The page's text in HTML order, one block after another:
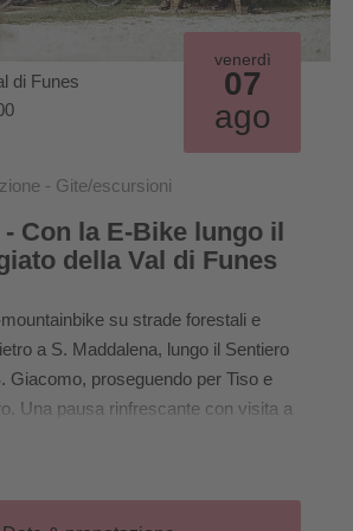
venerdì
07
ago
di Funes
- Gite/escursioni
Con la E-Bike lungo il
della Val di Funes
su strade forestali e
a S. Maddalena, lungo il Sentiero
Giacomo, proseguendo per Tiso e
Una pausa rinfrescante con visita a
di prodotti locali regala
consigli tecnici e
al mondo del biking.